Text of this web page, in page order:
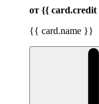
от {{ card.credit
{{ card.name }}